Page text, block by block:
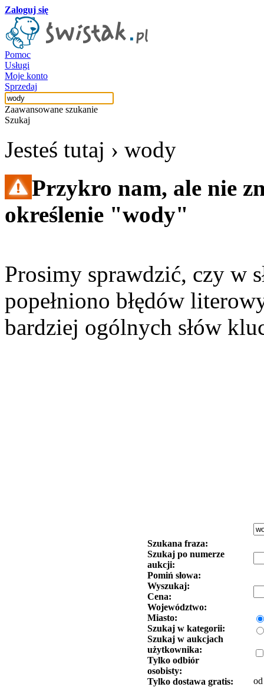
Zaloguj się
Pomoc
Usługi
Moje konto
Sprzedaj
Zaawansowane szukanie
Szukaj
Jesteś tutaj › wody
Przykro nam, ale nie
określenie "wody"
Prosimy sprawdzić, czy w
popełniono błędów
bardziej ogólnych słów
Szukana fraza:
Szukaj po numerze
aukcji:
Pomiń słowa:
Wyszukaj:
Cena:
Województwo:
Miasto:
Szukaj w kategorii:
Szukaj w aukcjach
użytkownika:
Tylko odbiór
osobisty:
Tylko dostawa gratis:
od